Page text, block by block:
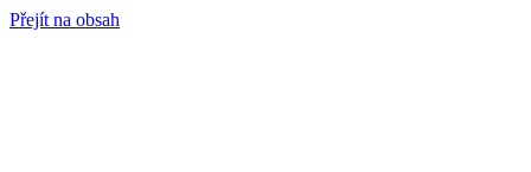
Přejít na obsah